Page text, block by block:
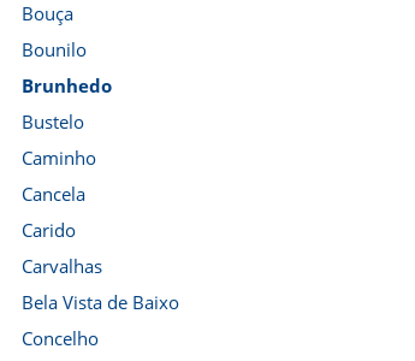
Bouça
Bounilo
Brunhedo
Bustelo
Caminho
Cancela
Carido
Carvalhas
Bela Vista de Baixo
Concelho